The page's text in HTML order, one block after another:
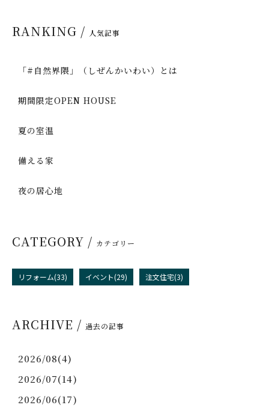
RANKING / 人気記事
「#自然界隈」（しぜんかいわい）とは
期間限定OPEN HOUSE
夏の室温
備える家
夜の居心地
CATEGORY / カテゴリー
リフォーム(33) イベント(29) 注文住宅(3)
ARCHIVE / 過去の記事
2026/08(4)
2026/07(14)
2026/06(17)